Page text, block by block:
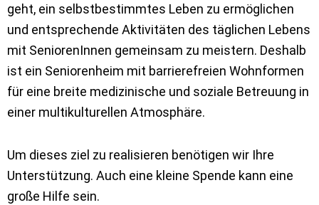
geht, ein selbstbestimmtes Leben zu ermöglichen
und entsprechende Aktivitäten des täglichen Lebens
mit SeniorenInnen gemeinsam zu meistern. Deshalb
ist ein Seniorenheim mit barrierefreien Wohnformen
für eine breite medizinische und soziale Betreuung in
einer multikulturellen Atmosphäre.
Um dieses ziel zu realisieren benötigen wir Ihre
Unterstützung. Auch eine kleine Spende kann eine
große Hilfe sein.